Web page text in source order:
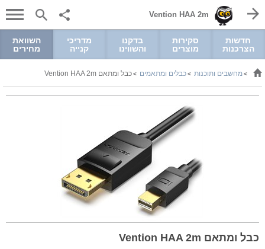
Vention HAA 2m
חדשות
הצרכנות
סקירות
מוצרים
בדקנו
והשווינו
מדריכי
קנייה
השוואת
מחירים
>מחשבים ותוכנות >כבלים ומתאמים >כבל ומתאם Vention HAA 2m
כבל ומתאם Vention HAA 2m